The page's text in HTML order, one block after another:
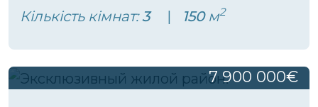
Кількість кімнат:3 150м2
7 900 000€